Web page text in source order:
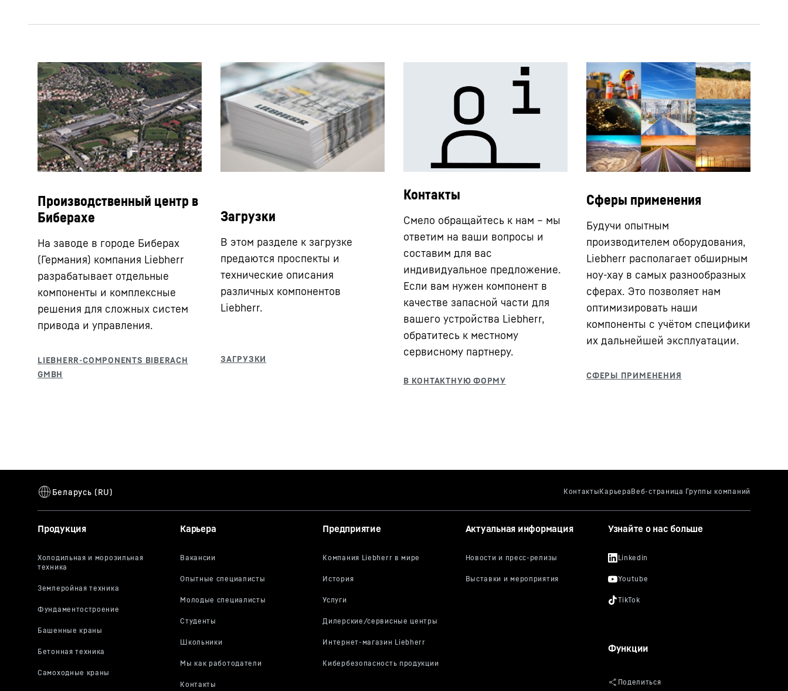
Производственный центр в
Биберахе
На заводе в городе Биберах
(Германия) компания Liebherr
разрабатывает отдельные
компоненты и комплексные
решения для сложных систем
привода и управления.
Загрузки
В этом разделе к загрузке
предаются проспекты и
технические описания
различных компонентов
Liebherr.
Контакты
Смело обращайтесь к нам – мы
ответим на ваши вопросы и
составим для вас
индивидуальное предложение.
Если вам нужен компонент в
качестве запасной части для
вашего устройства Liebherr,
обратитесь к местному
сервисному партнеру.
Сферы применения
Будучи опытным
производителем оборудования,
Liebherr располагает обширным
ноу-хау в самых разнообразных
сферах. Это позволяет нам
оптимизировать наши
компоненты с учётом специфики
их дальнейшей эксплуатации.
Продукция Карьера Предприятие Актуальная информация Узнайте о нас больше
Функции